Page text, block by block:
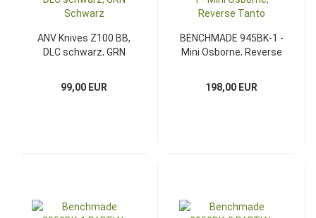
ANV Knives Z100 BB,
DLC schwarz, GRN
99,00 EUR
BENCHMADE 945BK-1 -
Mini Osborne, Reverse
198,00 EUR